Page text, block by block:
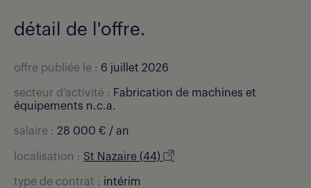
détail de l'offre.
offre publiée le : 6 juillet 2026
secteur d’activité : Fabrication de machines et
équipements n.c.a.
salaire : 28 000 € / an
localisation : St Nazaire (44)
type de contrat : intérim